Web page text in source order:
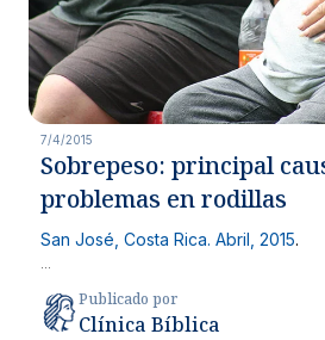
7/4/2015
Sobrepeso: principal
problemas en rodillas
San José, Costa Rica. Abril, 2015.
Publicado por
Clínica Bíblica